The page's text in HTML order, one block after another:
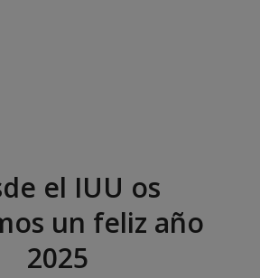
el IUU os
un feliz año
2025